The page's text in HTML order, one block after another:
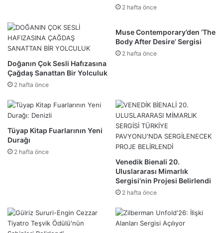
2 hafta önce
Doğanın Çok Sesli Hafızasına
Çağdaş Sanattan Bir Yolculuk
2 hafta önce
Muse Contemporary’den ‘The
Body After Desire’ Sergisi
2 hafta önce
Tüyap Kitap Fuarlarının Yeni
Durağı
2 hafta önce
Venedik Bienali 20.
Uluslararası Mimarlık
Sergisi’nin Projesi Belirlendi
2 hafta önce